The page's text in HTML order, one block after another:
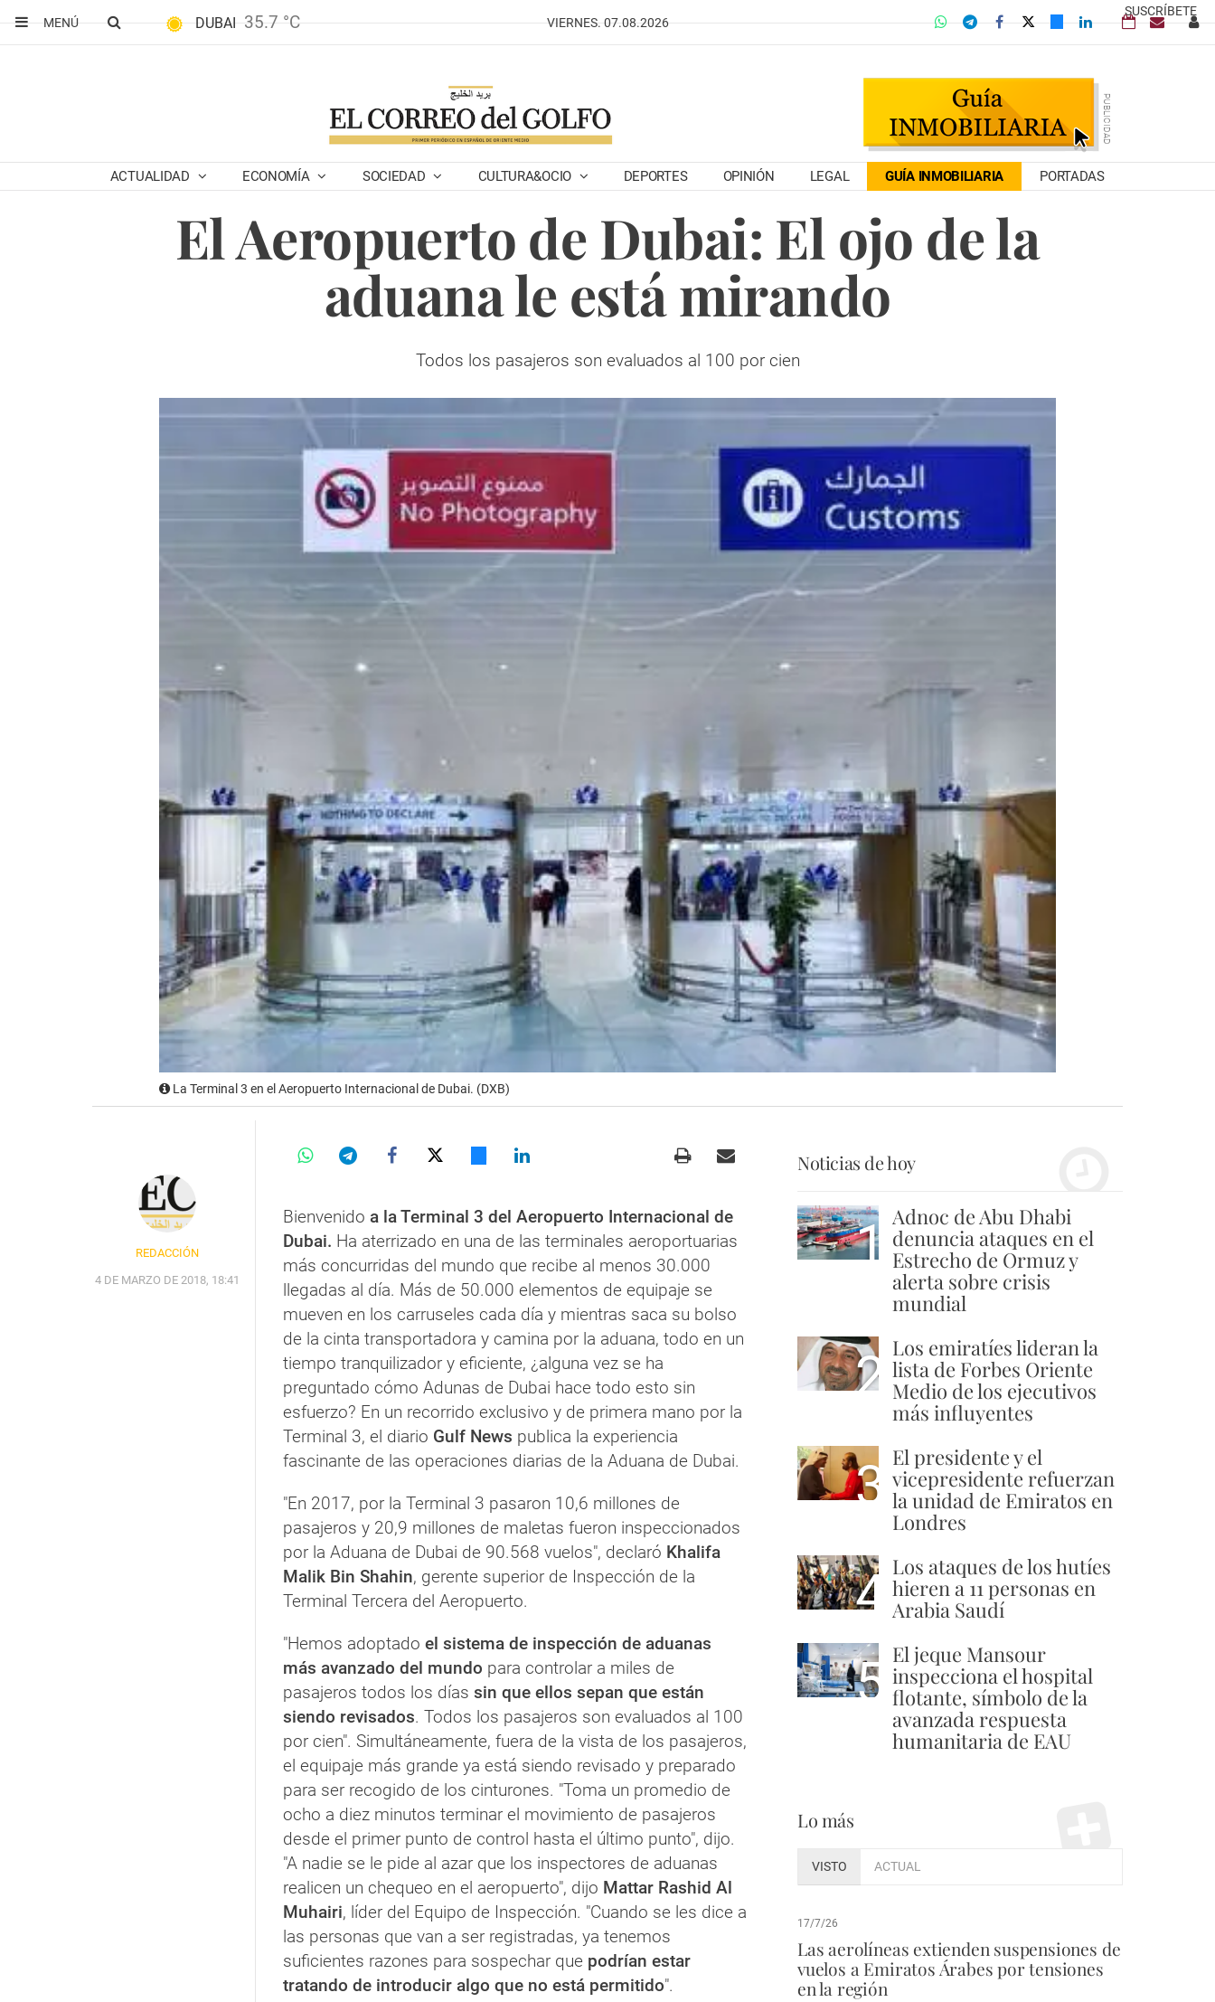
SUSCRÍBETE
MENÚ
DUBAI 35.7 °C VIERNES. 07.08.2026
ACTUALIDAD ECONOMÍA SOCIEDAD CULTURA&OCIO DEPORTES OPINIÓN LEGAL GUÍA INMOBILIARIA PORTADAS
El Aeropuerto de Dubai: El ojo de la
aduana le está mirando
Todos los pasajeros son evaluados al 100 por cien
La Terminal 3 en el Aeropuerto Internacional de Dubai. (DXB)
REDACCIÓN
4 DE MARZO DE 2018, 18:41
Bienvenido a la Terminal 3 del Aeropuerto Internacional de
Dubai. Ha aterrizado en una de las terminales aeroportuarias
más concurridas del mundo que recibe al menos 30.000
llegadas al día. Más de 50.000 elementos de equipaje se
mueven en los carruseles cada día y mientras saca su bolso
de la cinta transportadora y camina por la aduana, todo en un
tiempo tranquilizador y eficiente, ¿alguna vez se ha
preguntado cómo Adunas de Dubai hace todo esto sin
esfuerzo? En un recorrido exclusivo y de primera mano por la
Terminal 3, el diario Gulf News publica la experiencia
fascinante de las operaciones diarias de la Aduana de Dubai.
"En 2017, por la Terminal 3 pasaron 10,6 millones de
pasajeros y 20,9 millones de maletas fueron inspeccionados
por la Aduana de Dubai de 90.568 vuelos", declaró Khalifa
Malik Bin Shahin, gerente superior de Inspección de la
Terminal Tercera del Aeropuerto.
"Hemos adoptado el sistema de inspección de aduanas
más avanzado del mundo para controlar a miles de
pasajeros todos los días sin que ellos sepan que están
siendo revisados. Todos los pasajeros son evaluados al 100
por cien". Simultáneamente, fuera de la vista de los pasajeros,
el equipaje más grande ya está siendo revisado y preparado
para ser recogido de los cinturones. "Toma un promedio de
ocho a diez minutos terminar el movimiento de pasajeros
desde el primer punto de control hasta el último punto", dijo.
"A nadie se le pide al azar que los inspectores de aduanas
realicen un chequeo en el aeropuerto", dijo Mattar Rashid Al
Muhairi, líder del Equipo de Inspección. "Cuando se les dice a
las personas que van a ser registradas, ya tenemos
suficientes razones para sospechar que podrían estar
tratando de introducir algo que no está permitido".
Noticias de hoy
1 Adnoc de Abu Dhabi
denuncia ataques en el
Estrecho de Ormuz y
alerta sobre crisis
mundial
2 Los emiratíes lideran la
lista de Forbes Oriente
Medio de los ejecutivos
más influyentes
3 El presidente y el
vicepresidente refuerzan
la unidad de Emiratos en
Londres
4 Los ataques de los hutíes
hieren a 11 personas en
Arabia Saudí
5 El jeque Mansour
inspecciona el hospital
flotante, símbolo de la
avanzada respuesta
humanitaria de EAU
Lo más
VISTO ACTUAL
17/7/26
Las aerolíneas extienden suspensiones de
vuelos a Emiratos Árabes por tensiones
en la región